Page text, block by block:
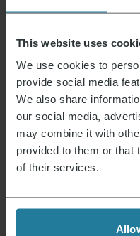
This website uses
We use cookies to
provide social media
We also share
our social media,
may combine it with
provided to them or that
of their services.
Segnale acustico no
Tensione (in Volt) 230.0
Tipo-di-connettore
Funzionamento tramite app
Timer sì